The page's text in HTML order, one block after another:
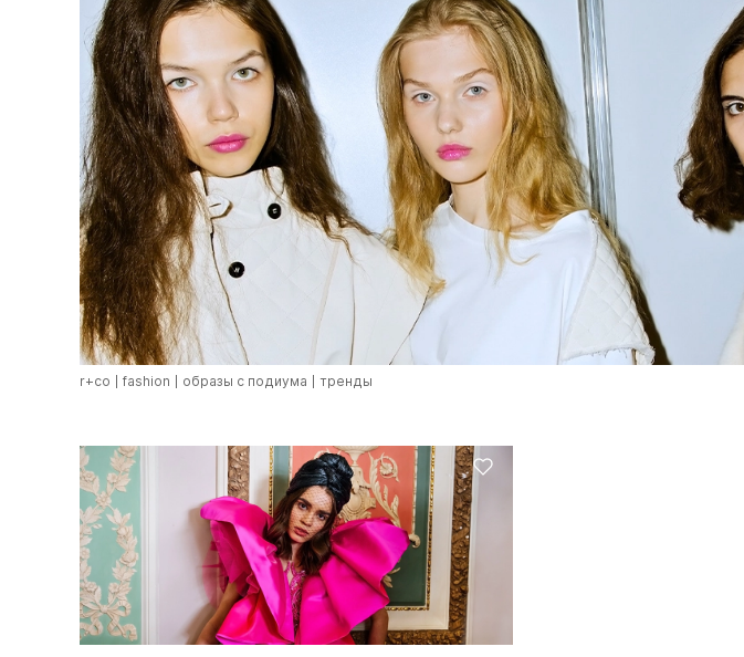
r+co fashion образы с подиума тренды